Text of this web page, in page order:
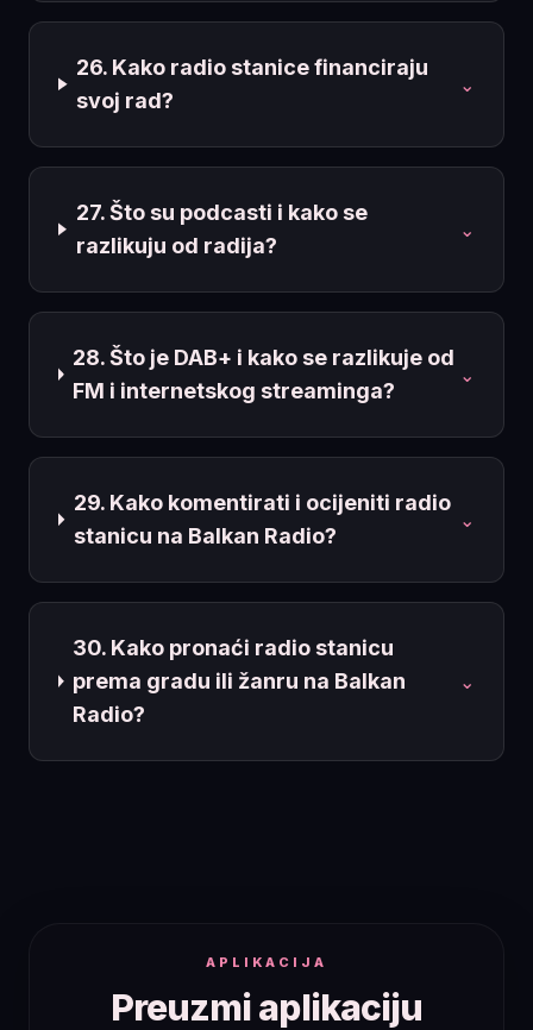
26. Kako radio stanice financiraju
svoj rad?
⌄
27. Što su podcasti i kako se
razlikuju od radija?
⌄
28. Što je DAB+ i kako se razlikuje od
FM i internetskog streaminga?
⌄
29. Kako komentirati i ocijeniti radio
stanicu na Balkan Radio?
⌄
30. Kako pronaći radio stanicu
prema gradu ili žanru na Balkan
Radio?
⌄
APLIKACIJA
Preuzmi aplikaciju